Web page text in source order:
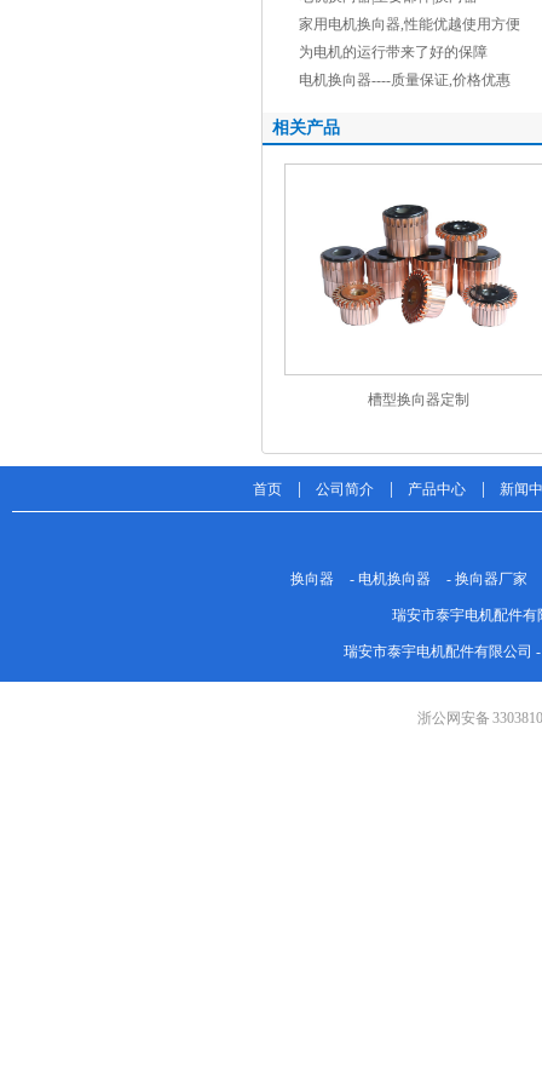
家用电机换向器,性能优越使用方便
为电机的运行带来了好的保障
电机换向器----质量保证,价格优惠
相关产品
槽型换向器定制
首页 | 公司简介 | 产品中心 | 新闻
换向器 - 电机换向器 - 换向器厂家
瑞安市泰宇电机配件
瑞安市泰宇电机配件有限公司
浙公网安备